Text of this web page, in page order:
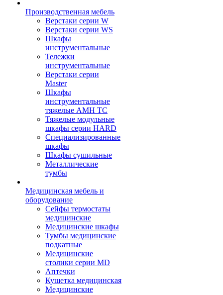
Производственная мебель
Верстаки серии W
Верстаки серии WS
Шкафы
инструментальные
Тележки
инструментальные
Верстаки серии
Master
Шкафы
инструментальные
тяжелые AMH TC
Тяжелые модульные
шкафы серии HARD
Cпециализированные
шкафы
Шкафы сушильные
Металлические
тумбы
Медицинская мебель и
оборудование
Сейфы термостаты
медицинские
Медицинские шкафы
Тумбы медицинские
подкатные
Медицинские
столики серии MD
Аптечки
Кушетка медицинская
Медицинские